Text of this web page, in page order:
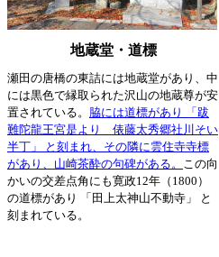
地蔵堂・道標
瀬田の唐橋の東詰には地蔵堂があり、中
には黒色で縁取られた沢山の地蔵尊が安
置されている。 脇には道標があり 「跋
難陀龍王宮是より 俵藤太秀郷社川そい
半丁」 と刻まれ、その隣に雲住寺寺標
があり、山崎茶酔の句碑がある。 この向
かいの交差点角にも寛政12年（1800）
の道標があり 「田上太神山不動寺」 と
刻まれている。